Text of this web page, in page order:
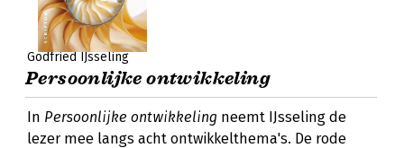
Godfried IJsseling
Persoonlijke ontwikkeling
In Persoonlijke ontwikkeling neemt IJsseling de
lezer mee langs acht ontwikkelthema's. De rode